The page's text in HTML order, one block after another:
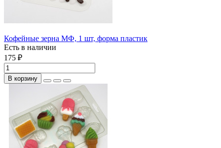
Кофейные зерна МФ, 1 шт, форма пластик
Есть в наличии
175 ₽
В корзину